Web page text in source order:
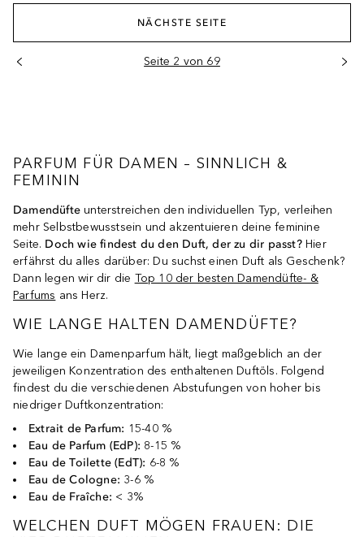
NÄCHSTE SEITE
Seite 2 von 69
PARFUM FÜR DAMEN – SINNLICH &
FEMININ
Damendüfte unterstreichen den individuellen Typ, verleihen
mehr Selbstbewusstsein und akzentuieren deine feminine
Seite. Doch wie findest du den Duft, der zu dir passt?Hier
erfährst du alles darüber: Du suchst einen Duft als Geschenk?
Dann legen wir dir die Top 10 der besten Damendüfte- &
Parfums ans Herz.
WIE LANGE HALTEN DAMENDÜFTE?
Wie lange ein Damenparfum hält, liegt maßgeblich an der
jeweiligen Konzentration des enthaltenen Duftöls. Folgend
findest du die verschiedenen Abstufungen von hoher bis
niedriger Duftkonzentration:
Extrait de Parfum: 15-40 %
Eau de Parfum (EdP): 8-15 %
Eau de Toilette (EdT): 6-8 %
Eau de Cologne: 3-6 %
Eau de Fraîche: < 3%
WELCHEN DUFT MÖGEN FRAUEN: DIE